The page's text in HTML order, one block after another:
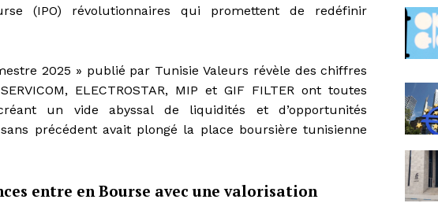
(IPO) révolutionnaires qui promettent de redéfinir
2025 » publié par Tunisie Valeurs révèle des chiffres
ELECTROSTAR, MIP et GIF FILTER ont toutes
un vide abyssal de liquidités et d’opportunités
précédent avait plongé la place boursière tunisienne
entre en Bourse avec une valorisation